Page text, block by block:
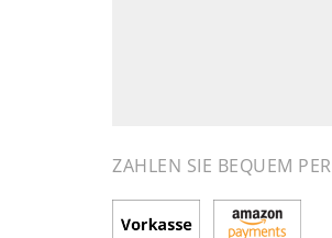
ZAHLEN SIE BEQUEM PER